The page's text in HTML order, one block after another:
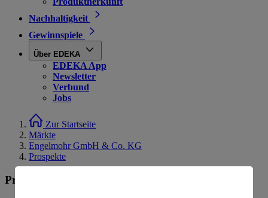
Nachhaltigkeit
Gewinnspiele
Über EDEKA
EDEKA App
Newsletter
Verbund
Jobs
Zur Startseite
Märkte
Engelmohr GmbH & Co. KG
Prospekte
Prospekte